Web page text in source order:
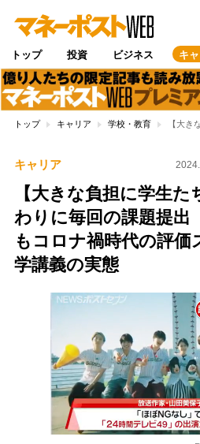
トップ 投資 ビジネス キ
トップ キャリア 学校・教育 【大
キャリア
【大きな負担に学生
わりに毎回の課題提
もコロナ禍時代の評
学講義の実態